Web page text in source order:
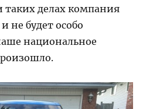
таких делах компания
не будет особо
национальное